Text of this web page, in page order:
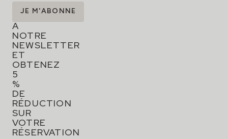
ABONNEZ-
VOUS
À
NOTRE
NEWSLETTER
ET
OBTENEZ
5
%
DE
RÉDUCTION
SUR
VOTRE
RÉSERVATION
JE M'ABONNE